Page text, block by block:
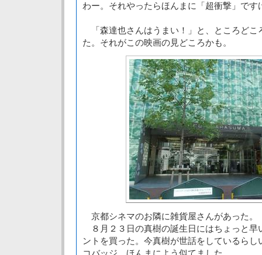
わー。それやったらほんまに「超衝撃」です
「森達也さんはうまい！」と、ところどこ
た。それがこの映画の見どころかも。
京都シネマのお隣に雑貨屋さんがあった。
８月２３日の真樹の誕生日にはちょっと早
ントを買った。今真樹が世話をしているら
コバッジ。ほんまによう似てました。